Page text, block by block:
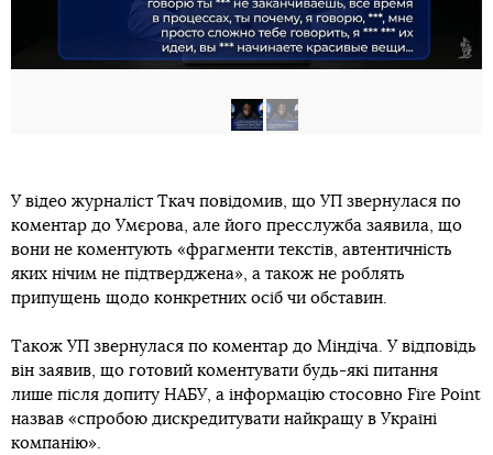
У відео журналіст Ткач повідомив, що УП звернулася по
коментар до Умєрова, але його пресслужба заявила, що
вони не коментують «фрагменти текстів, автентичність
яких нічим не підтверджена», а також не роблять
припущень щодо конкретних осіб чи обставин.
Також УП звернулася по коментар до Міндіча. У відповідь
він заявив, що готовий коментувати будь-які питання
лише після допиту НАБУ, а інформацію стосовно Fire Point
назвав «спробою дискредитувати найкращу в Україні
компанію».